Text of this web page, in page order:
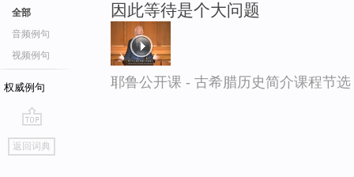
全部
音频例句
视频例句
权威例句
go
top
返回词典
因此等待是个大问题
耶鲁公开课 - 古希腊历史简介课程节选